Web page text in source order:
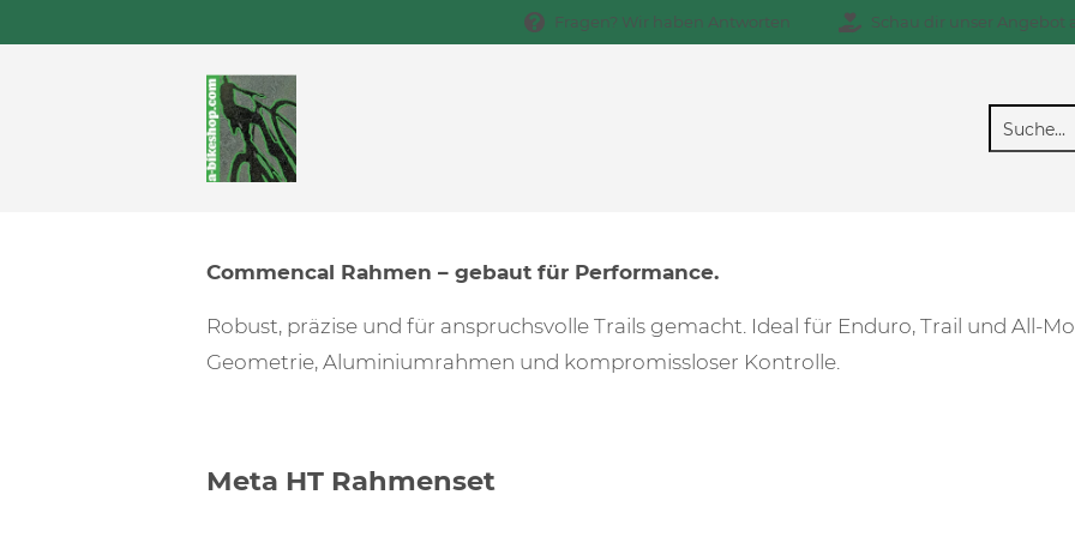
Fragen? Wir haben Antworten Schau dir unser Angebot
Commencal Rahmen – gebaut für Performance.
Robust, präzise und für anspruchsvolle Trails gemacht. Ideal für Enduro, Trail und All-
Geometrie, Aluminiumrahmen und kompromissloser Kontrolle.
Meta HT Rahmenset